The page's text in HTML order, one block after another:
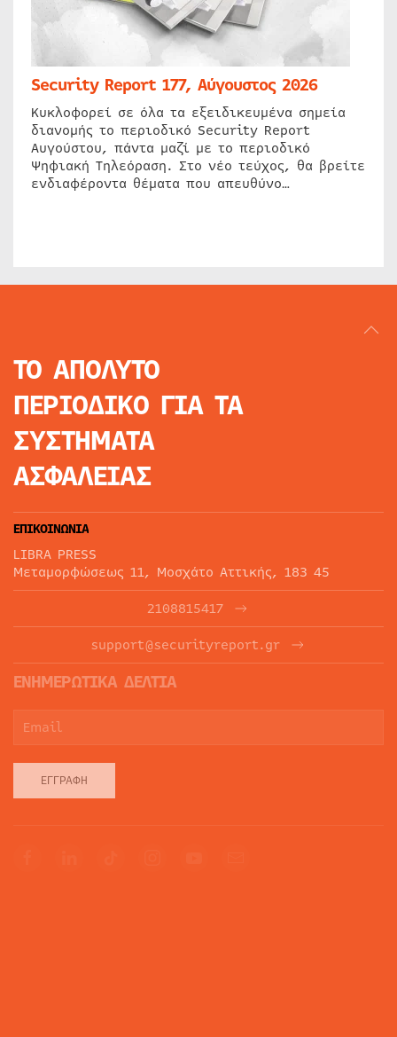
Security Report 177, Αύγουστος 2026
Κυκλοφορεί σε όλα τα εξειδικευμένα σημεία
διανομής το περιοδικό Security Report
Αυγούστου, πάντα μαζί με το περιοδικό
Ψηφιακή Τηλεόραση. Στο νέο τεύχος, θα βρείτε
ενδιαφέροντα θέματα που απευθύνο…
ΤΟ ΑΠΟΛΥΤΟ
ΠΕΡΙΟΔΙΚΟ ΓΙΑ ΤΑ
ΣΥΣΤΗΜΑΤΑ
ΑΣΦΑΛΕΙΑΣ
ΕΠΙΚΟΙΝΩΝΙΑ
LIBRA PRESS
Μεταμορφώσεως 11, Μοσχάτο Αττικής, 183 45
2108815417
support@securityreport.gr
ΕΝΗΜΕΡΩΤΙΚΑ ΔΕΛΤΙΑ
ΕΓΓΡΑΦΉ